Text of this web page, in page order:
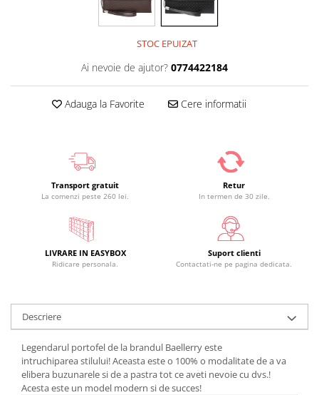
STOC EPUIZAT
Ai nevoie de ajutor? 0774422184
Adauga la Favorite Cere informatii
Transport gratuit
La comenzi peste 260 lei.
Retur
In termen de 30 zile.
LIVRARE IN EASYBOX
Ridicare personala.
Suport clienti
Contactati-ne pe pagina dedicata.
Descriere
Legendarul portofel de la brandul Baellerry este
intruchiparea stilului! Aceasta este o 100% o modalitate de a va
elibera buzunarele si de a pastra tot ce aveti nevoie cu dvs.!
Acesta este un model modern si de succes!